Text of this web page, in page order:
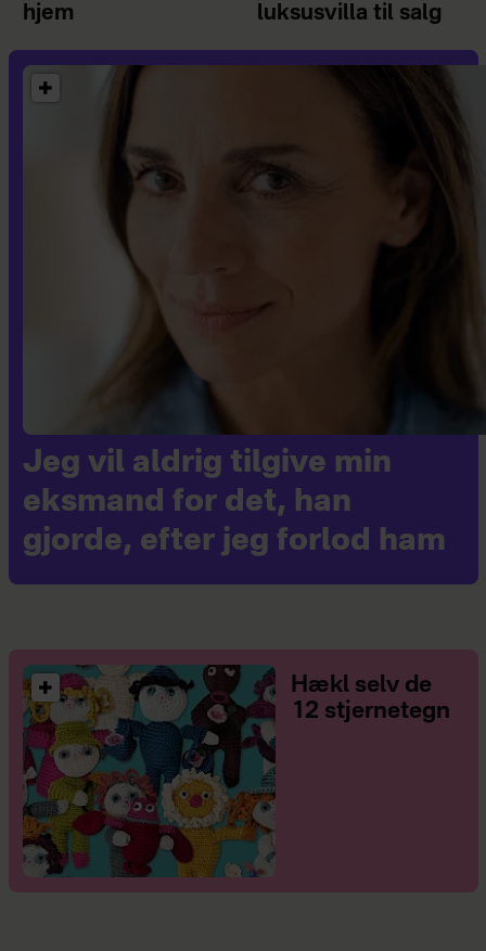
hjem
luksusvilla til salg
Jeg vil aldrig tilgive min
eksmand for det, han
gjorde, efter jeg forlod ham
Hækl selv de
12 stjernetegn